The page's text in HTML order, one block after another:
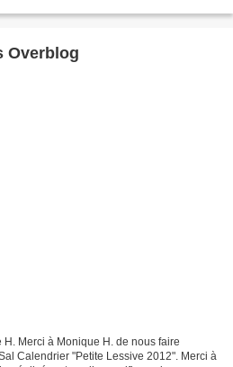
Article publié depuis Overblog
Merci à Monique H. de nous faire
Calendrier "Petite Lessive 2012". Merci à